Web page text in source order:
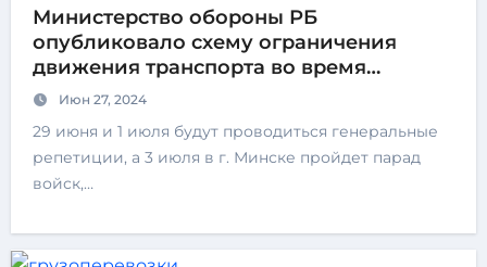
Министерство обороны РБ
опубликовало схему ограничения
движения транспорта во время
тренировки парада
Июн 27, 2024
29 июня и 1 июля будут проводиться генеральные
репетиции, а 3 июля в г. Минске пройдет парад
войск,…